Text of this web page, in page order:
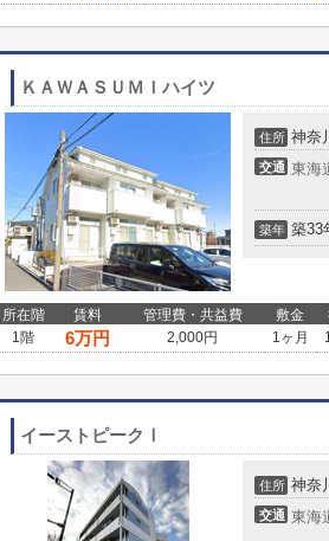
ＫＡＷＡＳＵＭＩハイツ
住所 神奈
交通 東海
築年 築33
所在階 賃料 管理費・共益費 敷金
1階
6万円 2,000円 1ヶ月
イーストピークⅠ
住所 神奈
交通 東海